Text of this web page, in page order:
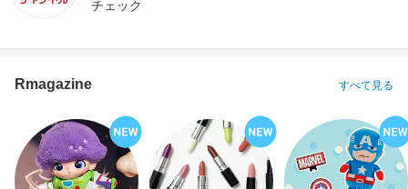
チェック
Rmagazine すべて見る